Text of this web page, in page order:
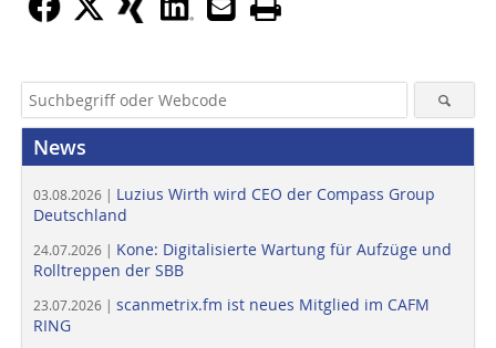
News
03.08.2026 | Luzius Wirth wird CEO der Compass Group
Deutschland
24.07.2026 | Kone: Digitalisierte Wartung für Aufzüge und
Rolltreppen der SBB
23.07.2026 | scanmetrix.fm ist neues Mitglied im CAFM
RING